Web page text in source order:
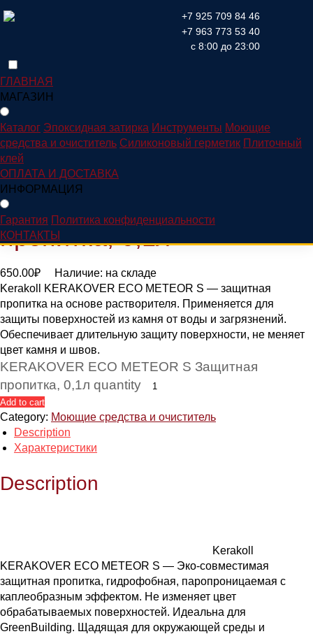
+7 925 709 84 46
+7 963 773 53 40
с 8:00 до 23:00
ГЛАВНАЯ
МАГАЗИН
Каталог Эпоксидная затирка Инструменты Моющие
средства и очиститель Силиконовый герметик Плиточный
клей
ОПЛАТА И ДОСТАВКА
ИНФОРМАЦИЯ
Гарантия Политика конфиденциальности
КОНТАКТЫ
Моющие средства и очиститель/ KERAKOVER ECO
METEOR S Защитная пропитка, 0,1л
Каталог
KERAKOVER ECO
METEOR S Защитная
пропитка, 0,1л
650.00₽ Наличие: на складе
Kerakoll KERAKOVER ECO METEOR S — защитная
пропитка на основе растворителя. Применяется для
защиты поверхностей из камня от воды и загрязнений.
Обеспечивает длительную защиту поверхности, не меняет
цвет камня и швов.
KERAKOVER ECO METEOR S Защитная
пропитка, 0,1л quantity
Add to cart
Category: Моющие средства и очиститель
Description
Характеристики
Description
Kerakoll
KERAKOVER ECO METEOR S — Эко-совместимая
защитная пропитка, гидрофобная, паропроницаемая с
каплеобразным эффектом. Не изменяет цвет
обрабатываемых поверхностей. Идеальна для
GreenBuilding. Щадящая для окружающей среды и